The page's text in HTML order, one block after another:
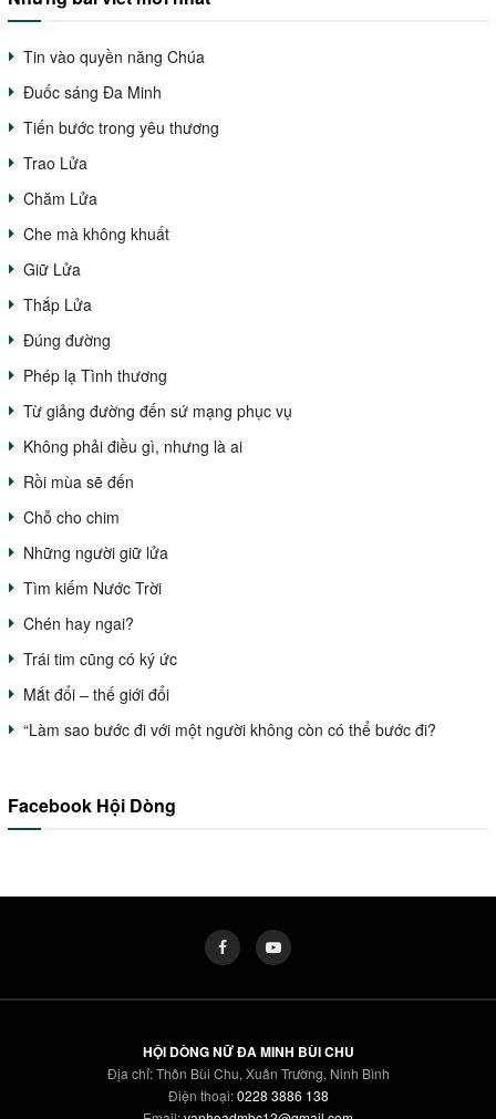
Tin vào quyền năng Chúa
Đuốc sáng Đa Minh
Tiến bước trong yêu thương
Trao Lửa
Chăm Lửa
Che mà không khuất
Giữ Lửa
Thắp Lửa
Đúng đường
Phép lạ Tình thương
Từ giảng đường đến sứ mạng phục vụ
Không phải điều gì, nhưng là ai
Rồi mùa sẽ đến
Chỗ cho chim
Những người giữ lửa
Tìm kiếm Nước Trời
Chén hay ngai?
Trái tim cũng có ký ức
Mắt đổi – thế giới đổi
“Làm sao bước đi với một người không còn có thể bước đi?
Facebook Hội Dòng
HỘI DÒNG NỮ ĐA MINH BÙI CHU
Địa chỉ: Thôn Bùi Chu, Xuân Trường, Ninh Bình
Điện thoại:0228 3886 138